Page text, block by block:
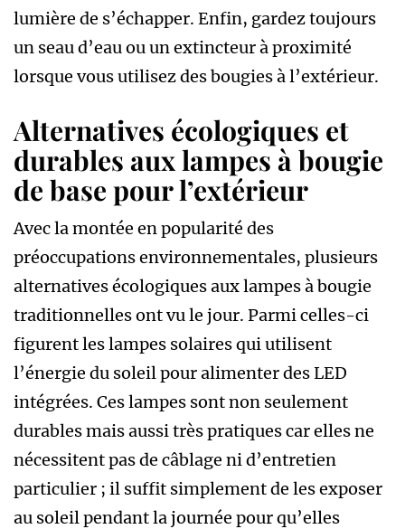
lumière de s’échapper. Enfin, gardez toujours
un seau d’eau ou un extincteur à proximité
lorsque vous utilisez des bougies à l’extérieur.
Alternatives écologiques et
durables aux lampes à bougie
de base pour l’extérieur
Avec la montée en popularité des
préoccupations environnementales, plusieurs
alternatives écologiques aux lampes à bougie
traditionnelles ont vu le jour. Parmi celles-ci
figurent les lampes solaires qui utilisent
l’énergie du soleil pour alimenter des LED
intégrées. Ces lampes sont non seulement
durables mais aussi très pratiques car elles ne
nécessitent pas de câblage ni d’entretien
particulier ; il suffit simplement de les exposer
au soleil pendant la journée pour qu’elles